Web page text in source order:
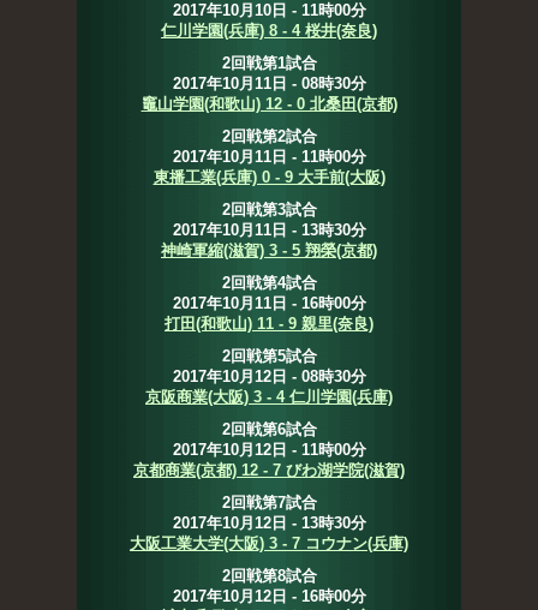
2017年10月10日 - 11時00分
仁川学園(兵庫) 8 - 4 桜井(奈良)
2回戦第1試合
2017年10月11日 - 08時30分
竈山学園(和歌山) 12 - 0 北桑田(京都)
2回戦第2試合
2017年10月11日 - 11時00分
東播工業(兵庫) 0 - 9 大手前(大阪)
2回戦第3試合
2017年10月11日 - 13時30分
神崎軍縮(滋賀) 3 - 5 翔榮(京都)
2回戦第4試合
2017年10月11日 - 16時00分
打田(和歌山) 11 - 9 親里(奈良)
2回戦第5試合
2017年10月12日 - 08時30分
京阪商業(大阪) 3 - 4 仁川学園(兵庫)
2回戦第6試合
2017年10月12日 - 11時00分
京都商業(京都) 12 - 7 びわ湖学院(滋賀)
2回戦第7試合
2017年10月12日 - 13時30分
大阪工業大学(大阪) 3 - 7 コウナン(兵庫)
2回戦第8試合
2017年10月12日 - 16時00分